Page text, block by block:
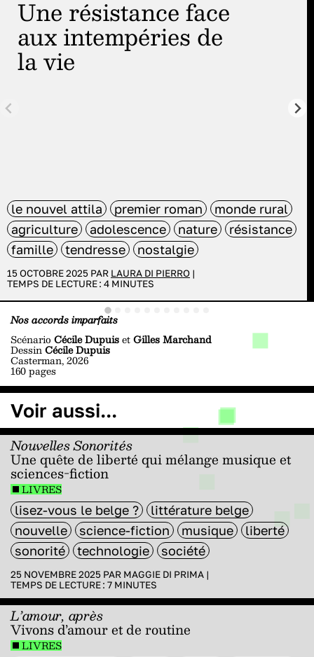
Une résistance face
aux intempéries de
la vie
le nouvel attila premier roman
monde rural
agriculture
adolescence nature
résistance
famille
tendresse nostalgie
15 OCTOBRE 2025 PAR LAURA DI PIERRO |
TEMPS DE LECTURE : 4 MINUTES
Nos accords imparfaits
Scénario Cécile DupuisetGilles Marchand
DessinCécile Dupuis
Casterman, 2026
160 pages
Voir aussi...
Nouvelles Sonorités
Une quête de liberté qui mélange musique et
sciences-fiction
LIVRES
lisez-vous le belge ?
littérature belge
nouvelle
science-fiction musique
liberté
sonorité
technologie société
25 NOVEMBRE 2025 PAR MAGGIE DI PRIMA |
TEMPS DE LECTURE : 7 MINUTES
L’amour, après
Vivons d’amour et de routine
LIVRES